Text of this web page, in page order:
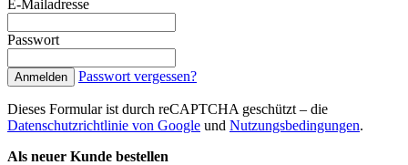
E-Mailadresse
Passwort
Anmelden Passwort vergessen?
Dieses Formular ist durch reCAPTCHA geschützt – die
Datenschutzrichtlinie von Google und Nutzungsbedingungen.
Als neuer Kunde bestellen